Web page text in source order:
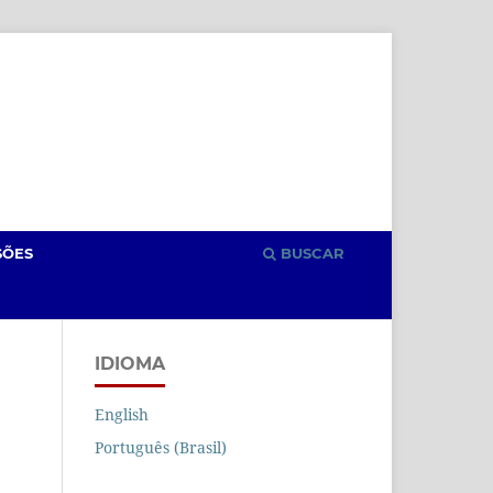
BUSCAR
IDIOMA
English
Português (Brasil)